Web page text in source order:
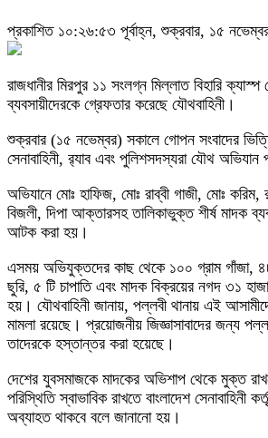
প্রকাশিত ১০:২৬:৫৩ পূর্বাহ্ন, শুক্রবার, ১৫
রাজধানীর মিরপুর ১১ সংলগ্ন মিল্লাত বিহারি
ব্যবসায়ীদেরকে গ্রেফতার করেছে যৌথবাহিনী।
শুক্রবার (১৫ নভেম্বর) সকালে গোপন সংবাদের
সেনাবাহিনী, র‍্যাব এবং পুলিশসদস্যরা যৌথ অভিযান
অভিযানে মোঃ হাফিজ, মোঃ রাব্বী গাজী, মোঃ করিম,
বিজলী, দিপা আক্তারসহ তালিকাভুক্ত শীর্ষ মাদক
আটক করা হয়।
এসময় অভিযুক্তদের কাছ থেকে ১০০ গ্রাম গাঁজা,
ছুরি, ৫ টি চাপাতি এবং মাদক বিক্রয়ের নগদ ৩১
হয়। যৌথবাহিনী জানায়, পল্লবী থানায় এই
মামলা রয়েছে। প্রয়োজনীয় জিজ্ঞাসাবাদের জন্য
তাদেরকে হস্তান্তর করা হয়েছে।
দেশের যুবসমাজকে মাদকের অভিশাপ থেকে মুক্ত
পরিস্থিতি স্বাভাবিক রাখতে বাংলাদেশ সেনাবাহিনী
অব্যাহত থাকবে বলে জানানো হয়।